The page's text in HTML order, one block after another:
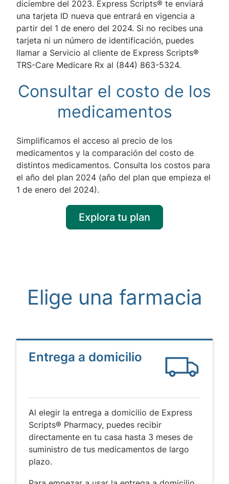
diciembre del 2023. Express Scripts® te enviará
una tarjeta ID nueva que entrará en vigencia a
partir del 1 de enero del 2024. Si no recibes una
tarjeta ni un número de identificación, puedes
llamar a Servicio al cliente de Express Scripts®
TRS-Care Medicare Rx al (844) 863-5324.
Consultar el costo de los
medicamentos
Simplificamos el acceso al precio de los
medicamentos y la comparación del costo de
distintos medicamentos. Consulta los costos para
el año del plan 2024 (año del plan que empieza el
1 de enero del 2024).
Explora tu plan
Elige una farmacia
Entrega a domicilio
Al elegir la entrega a domicilio de Express
Scripts® Pharmacy, puedes recibir
directamente en tu casa hasta 3 meses de
suministro de tus medicamentos de largo
plazo.